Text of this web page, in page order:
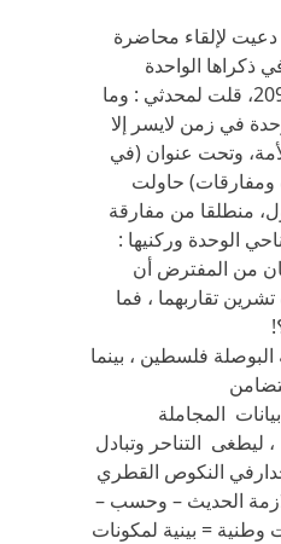
لإلقاء محاضرة
ذكراها الواحدة
والخمسين في 22-2-209، قلت لمحدثي : وما
في زمن لايسر إلا
وتحت عنوان (في
ومفارقات) حاولت
منطلقا من مفارقة
الوحدة وركنيها :
من المفترض أن
تقاربهما ، فما
فلسطين ، بينما
المجاملة
ليطغى التناحر وتبادل
النكوص القطري
الحديث – وحسب –
= بينية لمكونات